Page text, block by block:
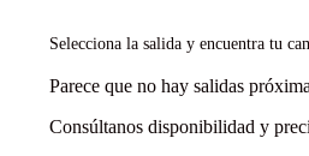
Selecciona la salida y encuentra tu
Parece que no hay salidas
Consúltanos disponibilidad y